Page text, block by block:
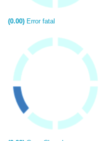
(0.00) Error fatal